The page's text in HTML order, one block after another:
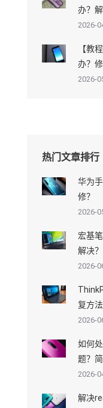
办？
2026-
【教
办？
2026-
热门文章排行
华为
修？
2026-
宏基
解决？
2026-
复方法
2026-
如何
题？
2026-
解决